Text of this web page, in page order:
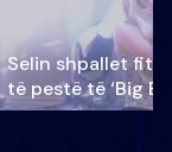
Selin shpallet
të pestë të ‘Big